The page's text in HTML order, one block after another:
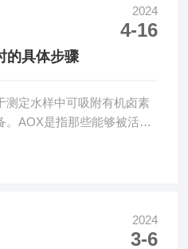
重影响。一方面，适量的
常用的消毒剂，能够保障
度的氟可能导致地方性氟
致癌的消毒副产品，而溴
2024
4-16
的具体步骤
测定水样中可吸附有机卤素
。AOX是指那些能够被活性
物，如农药、药物残留、
中的有机卤素化合物转化
剂（通常是活性炭）吸
2024
3-6